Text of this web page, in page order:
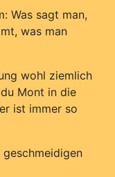
Was sagt man,
was man
wohl ziemlich
Mont in die
ist immer so